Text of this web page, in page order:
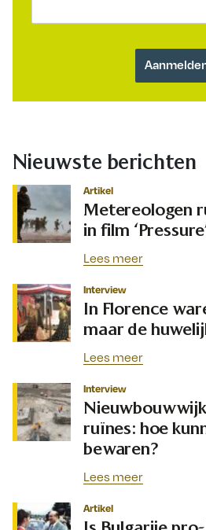
Nieuwste berichten
Artikel
Metereologen
in film
Lees meer
Interview
In Florence
maar de
Lees meer
Interview
ruïnes: hoe
bewaren?
Lees meer
Artikel